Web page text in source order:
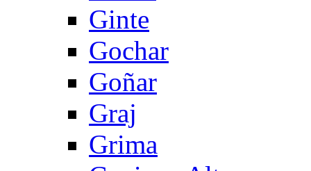
Ginte
Gochar
Goñar
Graj
Grima